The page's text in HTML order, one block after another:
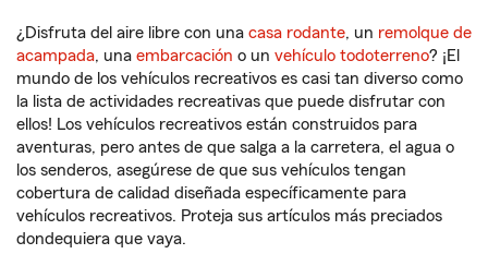
¿Disfruta del aire libre con una casa rodante, un remolque de
acampada, una embarcación o un vehículo todoterreno? ¡El
mundo de los vehículos recreativos es casi tan diverso como
la lista de actividades recreativas que puede disfrutar con
ellos! Los vehículos recreativos están construidos para
aventuras, pero antes de que salga a la carretera, el agua o
los senderos, asegúrese de que sus vehículos tengan
cobertura de calidad diseñada específicamente para
vehículos recreativos. Proteja sus artículos más preciados
dondequiera que vaya.